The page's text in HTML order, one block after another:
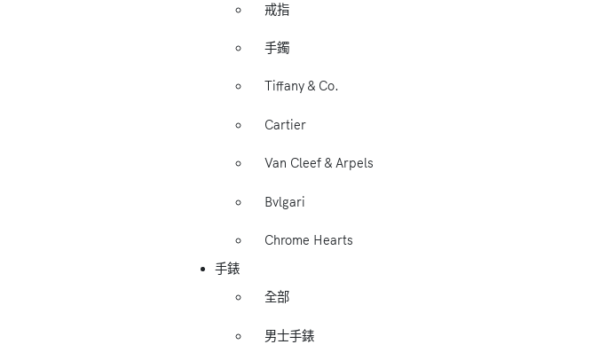
戒指
手鐲
Tiffany & Co.
Cartier
Van Cleef & Arpels
Bvlgari
Chrome Hearts
手錶
全部
男士手錶